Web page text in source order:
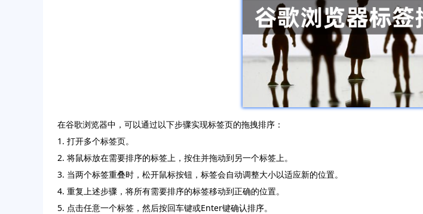
在谷歌浏览器中，可以通过以下步骤实现标签页的拖拽排序：
1. 打开多个标签页。
2. 将鼠标放在需要排序的标签上，按住并拖动到另一个标签上。
3. 当两个标签重叠时，松开鼠标按钮，标签会自动调整大小以适应新的位置。
4. 重复上述步骤，将所有需要排序的标签移动到正确的位置。
5. 点击任意一个标签，然后按回车键或Enter键确认排序。